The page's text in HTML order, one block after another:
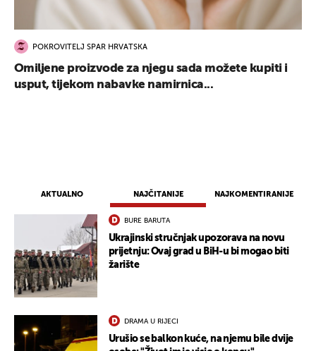
AKTUALNO NAJČITANIJE NAJKOMENTIRANIJE
BURE BARUTA
Ukrajinski stručnjak upozorava na novu
prijetnju: Ovaj grad u BiH-u bi mogao biti
žarište
DRAMA U RIJECI
Urušio se balkon kuće, na njemu bile dvije
POKROVITELJ SPAR HRVATSKA
Omiljene proizvode za njegu sada možete kupiti i
usput, tijekom nabavke namirnica...